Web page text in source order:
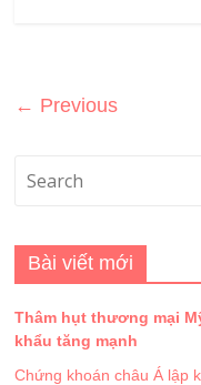
← Previous
Bài viết mới
Thâm hụt thương mại
khẩu tăng mạnh
Chứng khoán châu Á lập